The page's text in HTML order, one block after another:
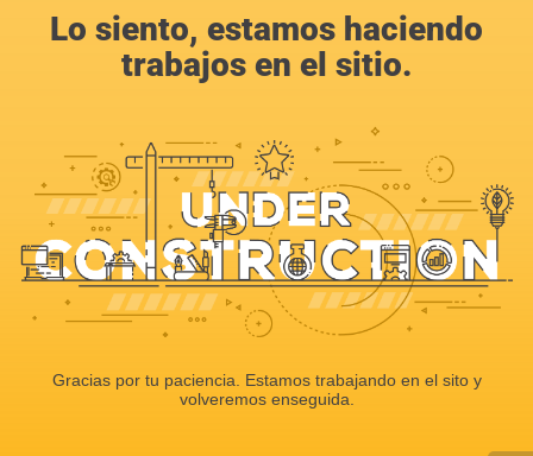
Lo siento, estamos haciendo
trabajos en el sitio.
Gracias por tu paciencia. Estamos trabajando en el sito y
volveremos enseguida.